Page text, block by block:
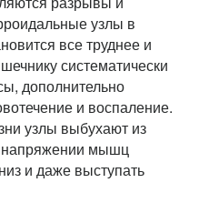
узлы в
все труднее и
систематически
дополнительно
и воспаление.
узлы выбухают из
напряжении мышц
и даже выступать